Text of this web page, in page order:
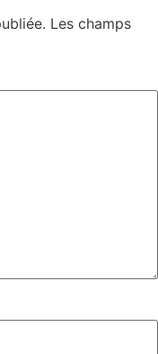
Les champs